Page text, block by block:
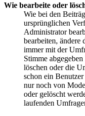
Wie bearbeite oder
Wie bei den
ursprünglichen
Administrator
bearbeiten, ändere
immer mit der
Stimme
löschen oder die
schon ein
nur noch von
oder gelöscht
laufenden